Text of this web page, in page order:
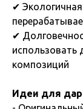
✔
✔
использовать
композиций
Идеи для